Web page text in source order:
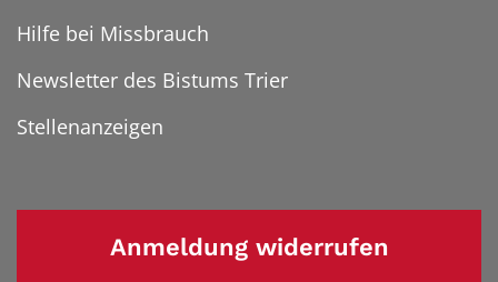
Hilfe bei Missbrauch
Newsletter des Bistums Trier
Stellenanzeigen
Anmeldung widerrufen